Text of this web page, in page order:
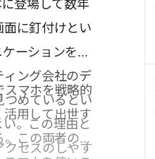
登場して数年
に釘付けとい
ーションを取
ィング会社のデ
つめているとい
。この理由と
クセスのしやす
スマホを戦略的
用して出世す
この両者の分